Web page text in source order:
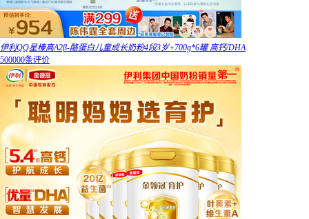
伊利QQ星榛高A2β-酪蛋白儿童成长奶粉4段3岁+700g*6罐 高钙/DHA
500000条评价